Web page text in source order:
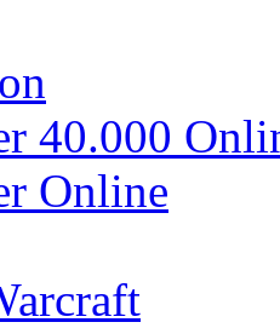
40.000
Online